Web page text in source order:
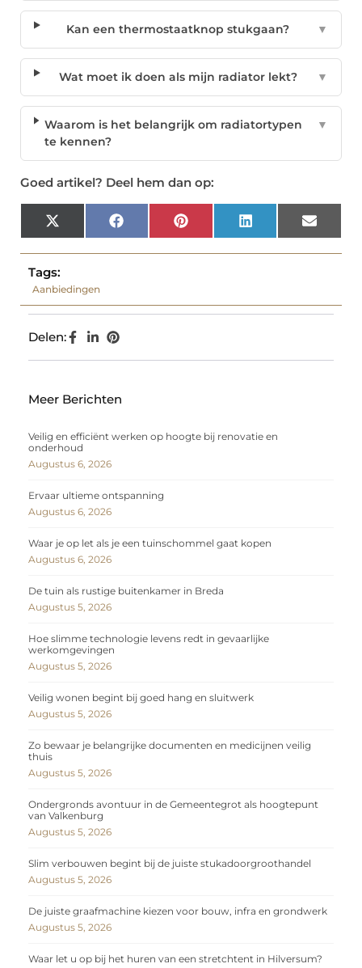
Kan een thermostaatknop stukgaan? ▼
Wat moet ik doen als mijn radiator lekt? ▼
Waarom is het belangrijk om radiatortypen
te kennen?
▼
Goed artikel? Deel hem dan op:
X
(Twitter)
Facebook Pinterest LinkedIn Email
Tags:
Aanbiedingen
Delen:
Meer Berichten
Veilig en efficiënt werken op hoogte bij renovatie en
onderhoud
Augustus 6, 2026
Ervaar ultieme ontspanning
Augustus 6, 2026
Waar je op let als je een tuinschommel gaat kopen
Augustus 6, 2026
De tuin als rustige buitenkamer in Breda
Augustus 5, 2026
Hoe slimme technologie levens redt in gevaarlijke
werkomgevingen
Augustus 5, 2026
Veilig wonen begint bij goed hang en sluitwerk
Augustus 5, 2026
Zo bewaar je belangrijke documenten en medicijnen veilig
thuis
Augustus 5, 2026
Ondergronds avontuur in de Gemeentegrot als hoogtepunt
van Valkenburg
Augustus 5, 2026
Slim verbouwen begint bij de juiste stukadoorgroothandel
Augustus 5, 2026
De juiste graafmachine kiezen voor bouw, infra en grondwerk
Augustus 5, 2026
Waar let u op bij het huren van een stretchtent in Hilversum?